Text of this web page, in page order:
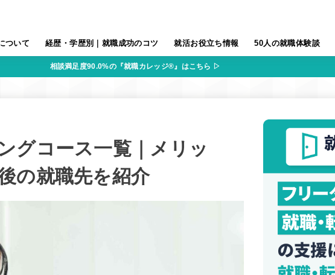
ついて 経歴・学歴別｜就職成功のコツ 就活お役立ち情報 50人の就職体験談
相談満足度90.0%の『就職カレッジ®』はこちら ▷
グコース一覧｜メリッ
の就職先を紹介